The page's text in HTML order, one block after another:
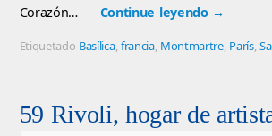
Corazón…
Continue leyendo →
Etiquetado Basílica,francia, Montmartre, París,
59 Rivoli, hogar de